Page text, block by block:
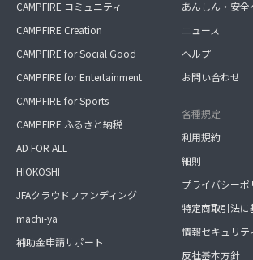
CAMPFIRE コミュニティ
CAMPFIRE Creation
CAMPFIRE for Social Good
CAMPFIRE for Entertainment
CAMPFIRE for Sports
CAMPFIRE ふるさと納税
AD FOR ALL
HIOKOSHI
JFAクラウドファンディング
machi-ya
補助金申請サポート
あんしん・安
ニュース
ヘルプ
お問い合わせ
各種規定
利用規約
細則
プライバシーポ
特定商取引法に
情報セキュリテ
反社基本方針